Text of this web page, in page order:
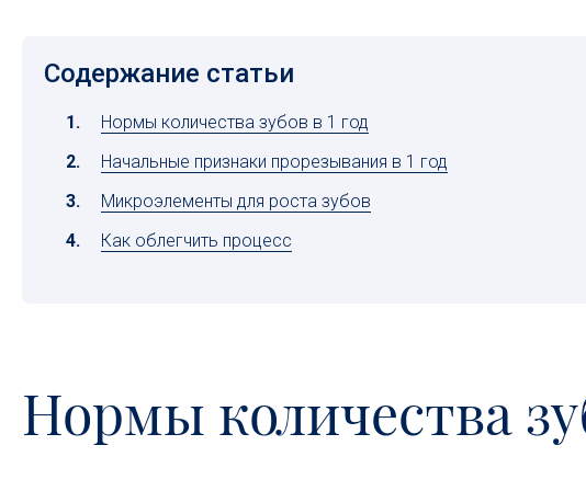
Содержание статьи
Нормы количества зубов в 1 год
Начальные признаки прорезывания в 1 год
Микроэлементы для роста зубов
Как облегчить процесс
Нормы количества